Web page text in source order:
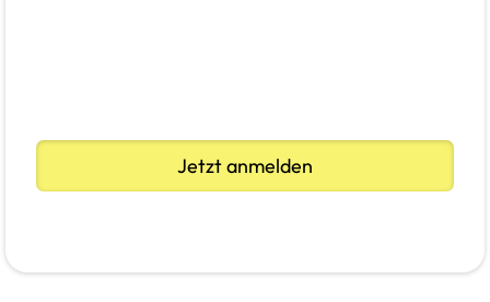
Jetzt anmelden